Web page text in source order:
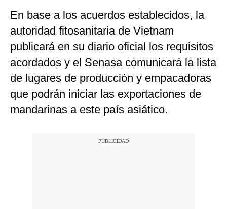
En base a los acuerdos establecidos, la
autoridad fitosanitaria de Vietnam
publicará en su diario oficial los requisitos
acordados y el Senasa comunicará la lista
de lugares de producción y empacadoras
que podrán iniciar las exportaciones de
mandarinas a este país asiático.